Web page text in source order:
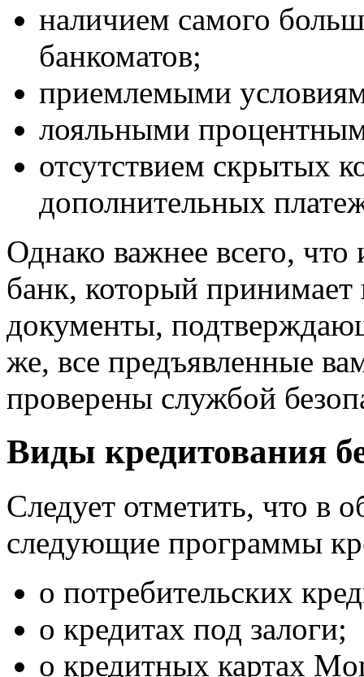
наличием самого
банкоматов;
приемлемыми
лояльными
отсутствием скрытых
дополнительных
Однако важнее всего,
банк, который
документы,
же, все предъявленные
проверены службой
Виды кредитования
Следует отметить, что в
следующие программы
о потребительских
о кредитах под залоги;
о кредитных картах